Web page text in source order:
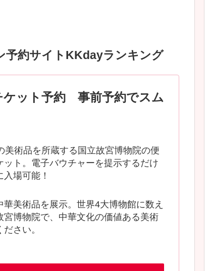
予約サイトKKdayランキング
ケット予約 事前予約でスム
美術品を所蔵する国立故宮博物院の便
ット。電子バウチャーを提示するだけ
場可能！
華美術品を展示。世界4大博物館に数え
宮博物院で、中華文化の価値ある美術
さい。